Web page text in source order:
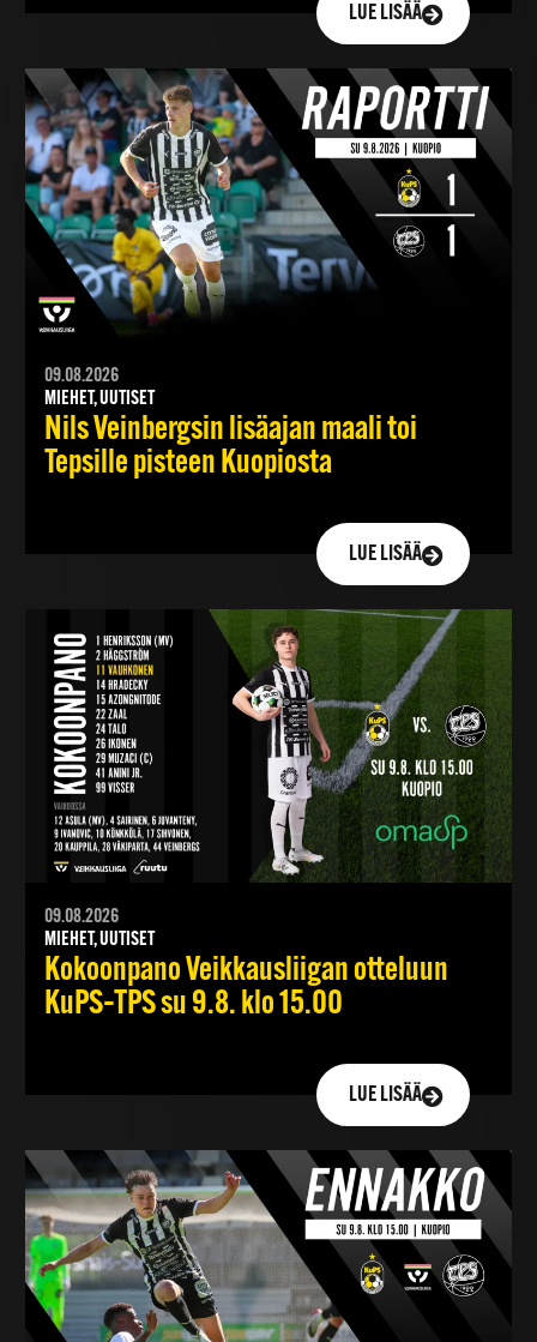
LUE LISÄÄ
09.08.2026
MIEHET, UUTISET
Nils Veinbergsin lisäajan maali toi
Tepsille pisteen Kuopiosta
LUE LISÄÄ
09.08.2026
MIEHET, UUTISET
Kokoonpano Veikkausliigan otteluun
KuPS–TPS su 9.8. klo 15.00
LUE LISÄÄ